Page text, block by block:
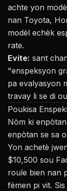
achte yon
nan Toyota,
modèl echèk
rate.
Evite: sant
"enspeksyon
pa evalyasyon
travay li se di
Poukisa
Nòm ki
enpòtan se sa
Yon achetè
$10,500 sou
roule bien nan
fèmen pi vit.